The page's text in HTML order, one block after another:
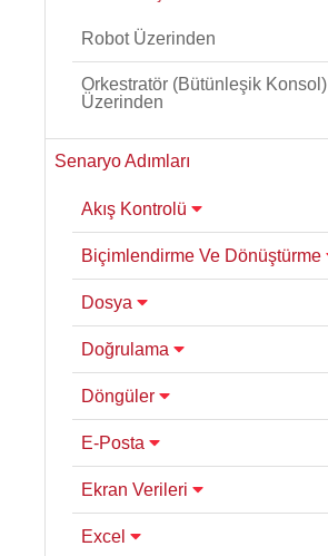
Robot Üzerinden
Orkestratör (Bütünleşik Konsol)
Üzerinden
Senaryo Adımları
Akış Kontrolü
Biçimlendirme Ve Dönüştürme
Dosya
Doğrulama
Döngüler
E-Posta
Ekran Verileri
Excel